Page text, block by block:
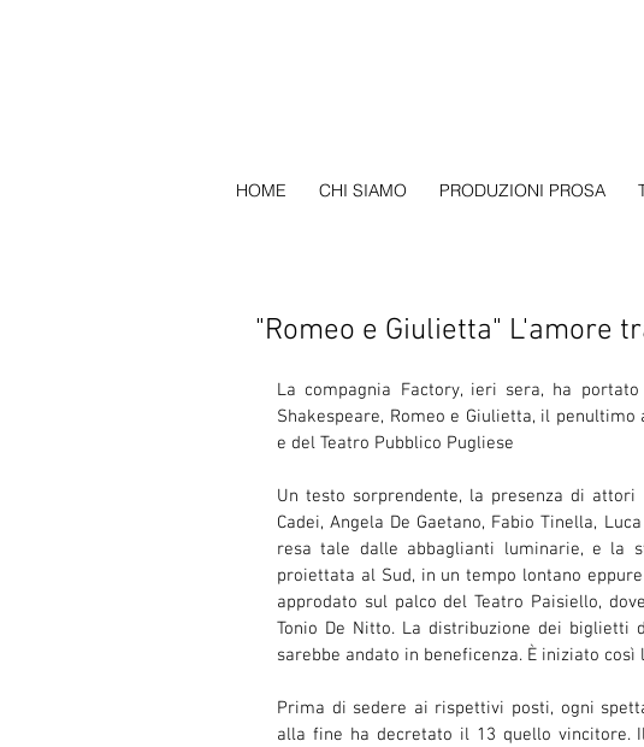
HOME CHI SIAMO PRODUZIONI PROSA
"Romeo e Giulietta" L'amore
La compagnia Factory, ieri sera, ha
Shakespeare, Romeo e Giulietta, il
e del Teatro Pubblico Pugliese
Un testo sorprendente, la presenza di
Cadei, Angela De Gaetano, Fabio Tinella,
resa tale dalle abbaglianti luminarie, e la
proiettata al Sud, in un tempo lontano
approdato sul palco del Teatro Paisiello,
Tonio De Nitto. La distribuzione dei biglietti
sarebbe andato in beneficenza. È iniziato
Prima di sedere ai rispettivi posti, ogni
alla fine ha decretato il 13 quello vincitore.